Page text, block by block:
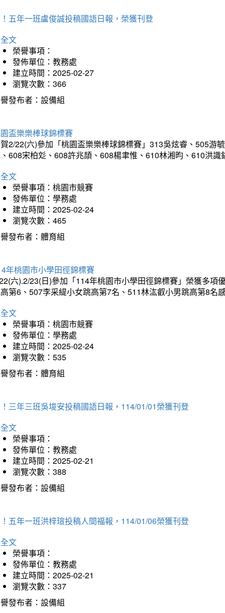
五年一班盧俊誠投稿國語日報，榮獲刊登
文
榮譽事項：
發佈單位：教務處
建立時間：2025-02-27
瀏覽次數：366
發布者：設備組
盃樂樂棒球錦標賽
2/22(六)參加「桃園盃樂樂棒球錦標賽」313吳炫睿、505游
608宋柏彣、608許兆頡、608楊聿惟、610林湘昀、610洪
文
榮譽事項：桃園市競賽
發佈單位：學務處
建立時間：2025-02-24
瀏覽次數：465
發布者：體育組
年桃園市小學田徑錦標賽
六).2/23(日)參加「114年桃園市小學田徑錦標賽」榮獲多
第6、507李采緹小女跳高第7名、511林汯叡小男跳高第8名
文
榮譽事項：桃園市競賽
發佈單位：學務處
建立時間：2025-02-24
瀏覽次數：535
發布者：體育組
三年三班吳埈安投稿國語日報，114/01/01榮獲刊登
文
榮譽事項：
發佈單位：教務處
建立時間：2025-02-21
瀏覽次數：388
發布者：設備組
五年一班洪梓瑄投稿人間福報，114/01/06榮獲刊登
文
榮譽事項：
發佈單位：教務處
建立時間：2025-02-21
瀏覽次數：337
發布者：設備組